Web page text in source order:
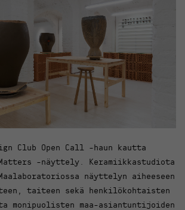
Club Open Call -haun kautta
-näyttely. Keramiikkastudiota
näyttelyn aiheeseen
taiteen sekä henkilökohtaisten
monipuolisten maa-asiantuntijoiden